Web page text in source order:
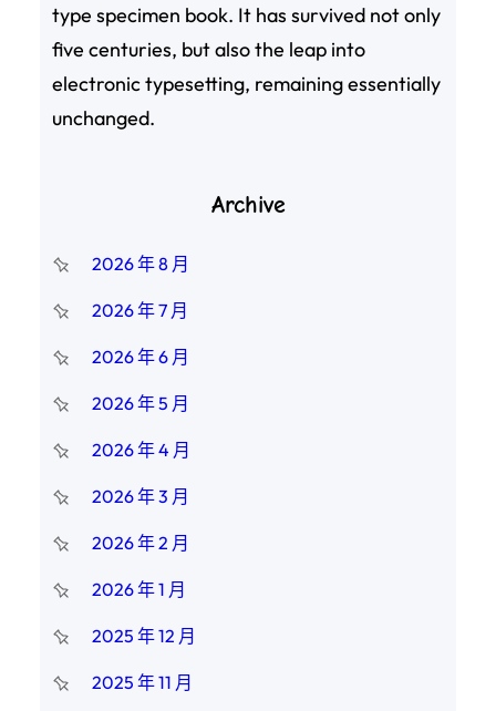
type specimen book. It has survived not only
five centuries, but also the leap into
electronic typesetting, remaining essentially
unchanged.
Archive
2026 年 8 月
2026 年 7 月
2026 年 6 月
2026 年 5 月
2026 年 4 月
2026 年 3 月
2026 年 2 月
2026 年 1 月
2025 年 12 月
2025 年 11 月